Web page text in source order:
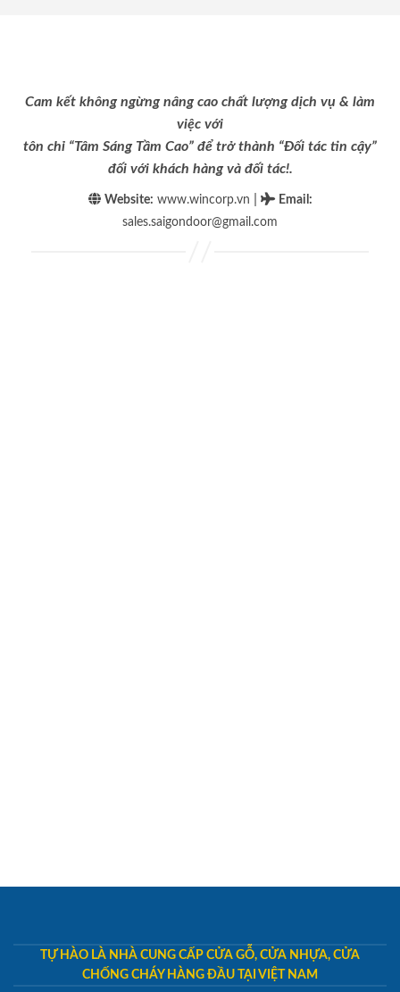
Cam kết không ngừng nâng cao chất lượng dịch vụ & làm
việc với
tôn chỉ “Tâm Sáng Tầm Cao” để trở thành “Đối tác tin cậy”
đối với khách hàng và đối tác!.
Website: www.wincorp.vn Email :
sales.saigondoor@gmail.com
TỰ HÀO LÀ NHÀ CUNG CẤP CỬA GỖ, CỬA NHỰA, CỬA
CHỐNG CHÁY HÀNG ĐẦU TẠI VIỆT NAM